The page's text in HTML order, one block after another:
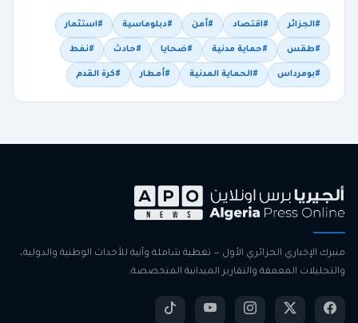
#الجزائر #اقتصاد #أمن #دبلوماسية #استثمار
#طقس #حماية مدنية #ضحايا #حادث #نفط
#بومرداس #الحماية المدنية #أمطار #كرة القدم
منبرك الإخباري الجزائري الأول — تغطية شاملة وآنية للأحداث الوطنية والدولية،
والتحليلات المعمقة والتقارير الميدانية المتخصصة.